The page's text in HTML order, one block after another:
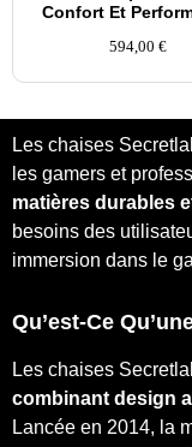
Confort Et
594,00 €
Les chaises
les gamers et
matières durables
besoins des
immersion dans le
Qu’est-Ce
Les chaises
combinant design
Lancée en 2014, la